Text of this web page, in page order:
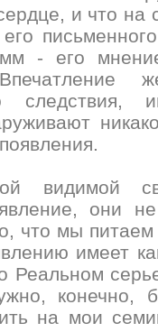
и что на
- его
следствия,
видимой
они
что мы
имеет
Реальном
конечно,
на мои